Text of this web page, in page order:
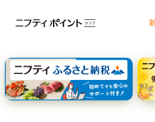
dカード GOLD 三井住友カード ゴール
【実質初月無料】DMM | Disney+(ディズ
SBI証券 確定拠出年金（iDeCo）